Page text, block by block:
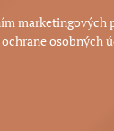
marketingových
osobných